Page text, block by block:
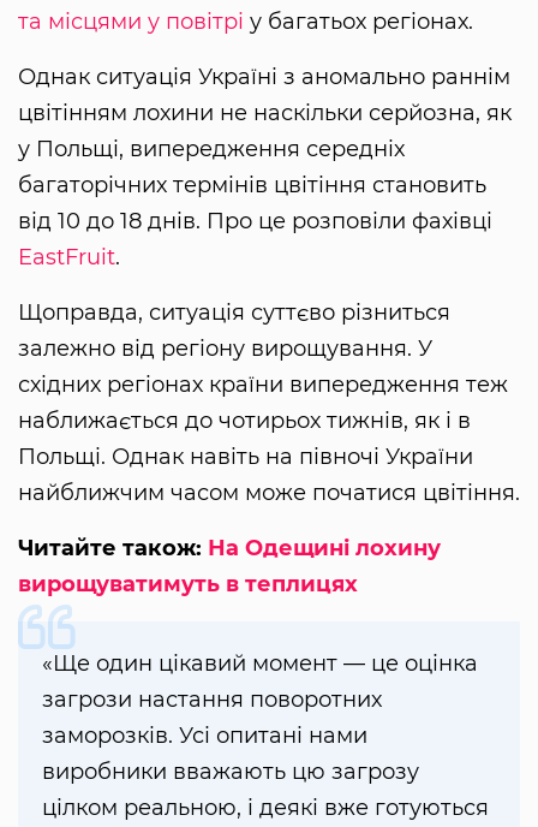
та місцями у повітрі у багатьох регіонах.
Однак ситуація Україні з аномально раннім
цвітінням лохини не наскільки серйозна, як
у Польщі, випередження середніх
багаторічних термінів цвітіння становить
від 10 до 18 днів. Про це розповіли фахівці
EastFruit.
Щоправда, ситуація суттєво різниться
залежно від регіону вирощування. У
східних регіонах країни випередження теж
наближається до чотирьох тижнів, як і в
Польщі. Однак навіть на півночі України
найближчим часом може початися цвітіння.
Читайте також: На Одещині лохину
вирощуватимуть в теплицях
«Ще один цікавий момент — це оцінка
загрози настання поворотних
заморозків. Усі опитані нами
виробники вважають цю загрозу
цілком реальною, і деякі вже готуються